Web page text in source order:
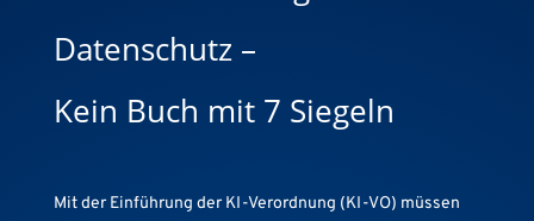
Datenschutz –
Kein Buch mit 7 Siegeln
Mit der Einführung der KI-Verordnung (KI-VO) müssen